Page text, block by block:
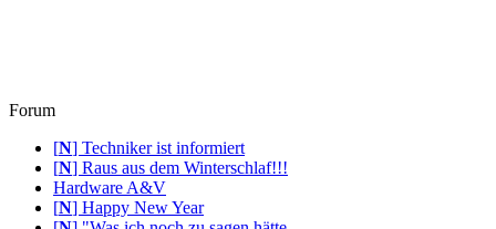
Forum
[N] Techniker ist informiert
[N] Raus aus dem Winterschlaf!!!
Hardware A&V
[N] Happy New Year